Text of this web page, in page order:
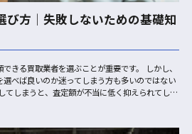
び方｜失敗しないための基礎知
きる買取業者を選ぶことが重要です。 しかし、
べば良いのか迷ってしまう方も多いのではない
てしまうと、査定額が不当に低く抑えられてしま